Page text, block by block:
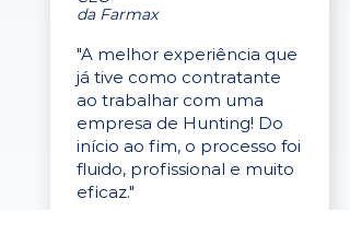
da Farmax
"A melhor experiência que
já tive como contratante
ao trabalhar com uma
empresa de Hunting! Do
início ao fim, o processo foi
fluido, profissional e muito
eficaz."